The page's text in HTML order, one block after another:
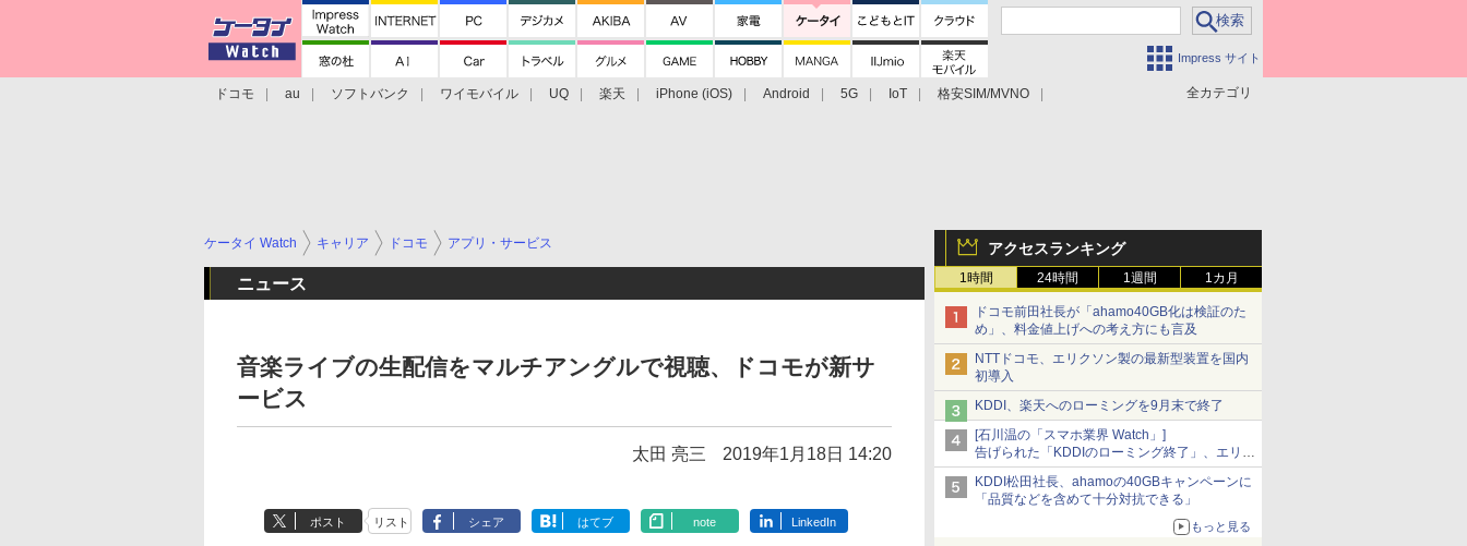
Impress サイト
全カテゴリ
ドコモ au ソフトバンク ワイモバイル UQ 楽天 iPhone (iOS) Android 5G IoT
格安SIM/MVNO
アクセスランキング
1時間 24時間 1週間 1カ月
ドコモ前田社長が「ahamo40GB化は検証のた
め」、料金値上げへの考え方にも言及
NTTドコモ、エリクソン製の最新型装置を国内
初導入
KDDI、楽天へのローミングを9月末で終了
[石川温の「スマホ業界 Watch」]
告げられた「KDDIのローミング終了」、エリア
マップの落とし穴と楽天モバイルの課題
KDDI松田社長、ahamoの40GBキャンペーンに
「品質などを含めて十分対抗できる」
もっと見る
ケータイ Watch キャリア ドコモ アプリ・サービス
ニュース
音楽ライブの生配信をマルチアングルで視聴、ドコモが新サ
ービス
太田 亮三 2019年1月18日 14:20
ポスト リスト シェア はてブ note LinkedIn